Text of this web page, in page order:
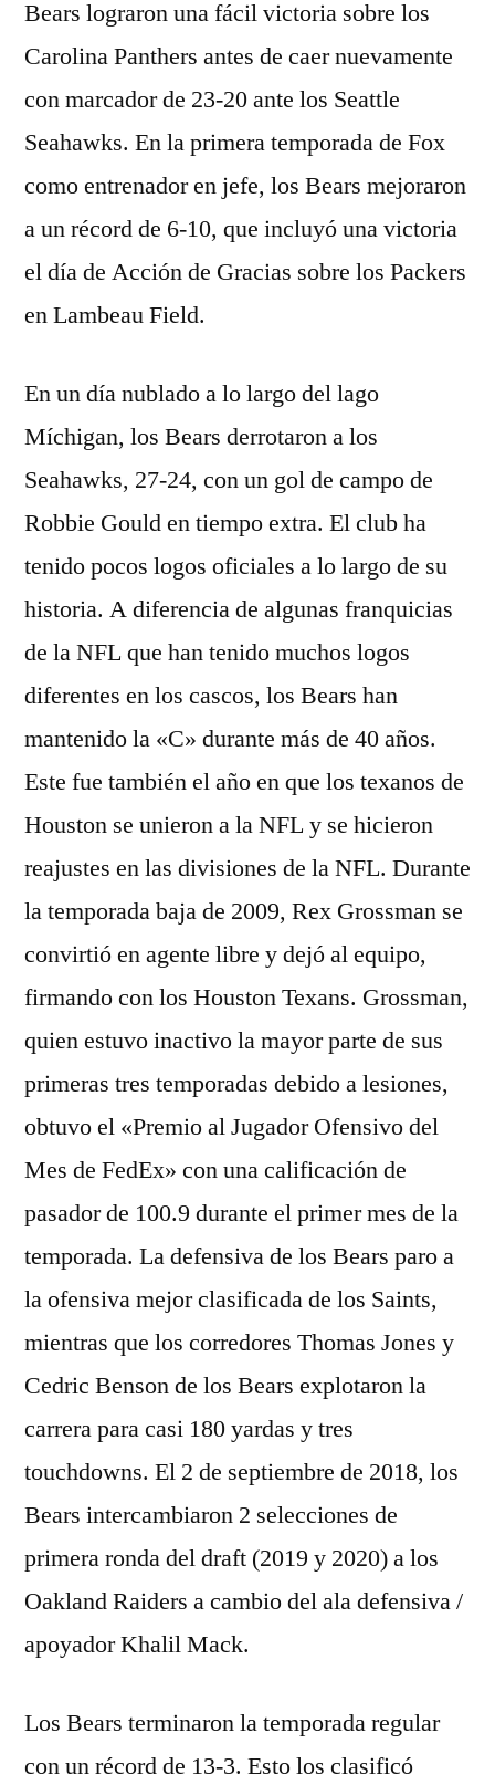
Bears lograron una fácil victoria sobre los
Carolina Panthers antes de caer nuevamente
con marcador de 23-20 ante los Seattle
Seahawks. En la primera temporada de Fox
como entrenador en jefe, los Bears mejoraron
a un récord de 6-10, que incluyó una victoria
el día de Acción de Gracias sobre los Packers
en Lambeau Field.
En un día nublado a lo largo del lago
Míchigan, los Bears derrotaron a los
Seahawks, 27-24, con un gol de campo de
Robbie Gould en tiempo extra. El club ha
tenido pocos logos oficiales a lo largo de su
historia. A diferencia de algunas franquicias
de la NFL que han tenido muchos logos
diferentes en los cascos, los Bears han
mantenido la «C» durante más de 40 años.
Este fue también el año en que los texanos de
Houston se unieron a la NFL y se hicieron
reajustes en las divisiones de la NFL. Durante
la temporada baja de 2009, Rex Grossman se
convirtió en agente libre y dejó al equipo,
firmando con los Houston Texans. Grossman,
quien estuvo inactivo la mayor parte de sus
primeras tres temporadas debido a lesiones,
obtuvo el «Premio al Jugador Ofensivo del
Mes de FedEx» con una calificación de
pasador de 100.9 durante el primer mes de la
temporada. La defensiva de los Bears paro a
la ofensiva mejor clasificada de los Saints,
mientras que los corredores Thomas Jones y
Cedric Benson de los Bears explotaron la
carrera para casi 180 yardas y tres
touchdowns. El 2 de septiembre de 2018, los
Bears intercambiaron 2 selecciones de
primera ronda del draft (2019 y 2020) a los
Oakland Raiders a cambio del ala defensiva /
apoyador Khalil Mack.
Los Bears terminaron la temporada regular
con un récord de 13-3. Esto los clasificó